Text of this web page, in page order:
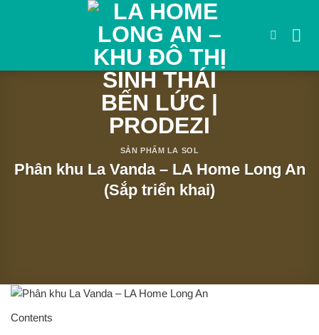
SẢN PHẨM LA SOL
Phân khu La Vanda – LA Home Long An
(Sắp triển khai)
Contents